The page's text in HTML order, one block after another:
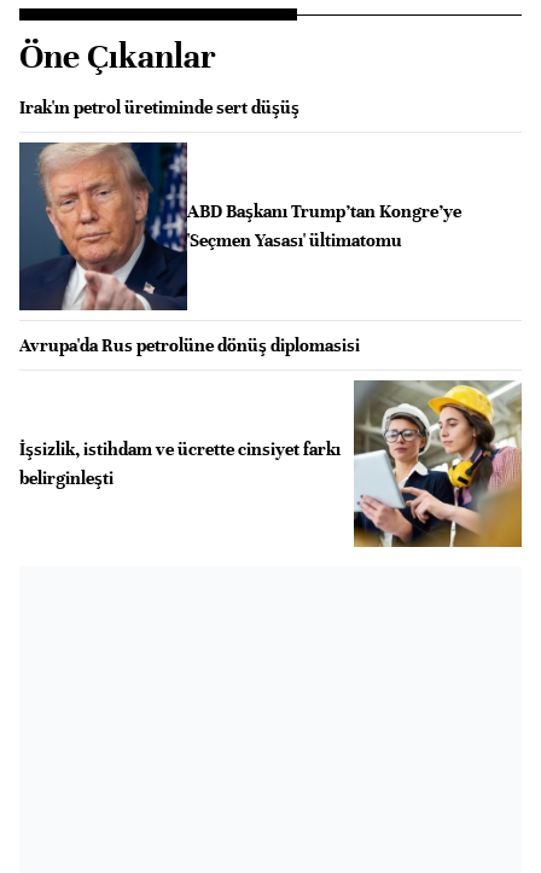
Öne Çıkanlar
Irak'ın petrol üretiminde sert düşüş
ABD Başkanı Trump’tan Kongre’ye
'Seçmen Yasası' ültimatomu
Avrupa'da Rus petrolüne dönüş diplomasisi
İşsizlik, istihdam ve ücrette cinsiyet farkı
belirginleşti